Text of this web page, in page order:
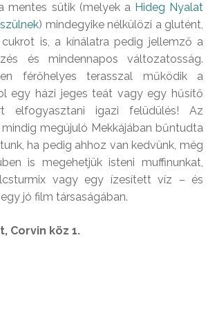
mentes sütik (melyek a Hideg Nyalat
) mindegyike nélkülözi a glutént,
is, a kínálatra pedig jellemző a
és mindennapos változatosság.
férőhelyes terasszal működik a
egy házi jeges teát vagy egy hűsítő
elfogyasztani igazi felüdülés! Az
megújuló Mekkájában bűntudta
ha pedig ahhoz van kedvünk, még
is megehetjük isteni muffinunkat,
vagy egy ízesített víz – és
jó film társaságában.
Corvin köz 1.